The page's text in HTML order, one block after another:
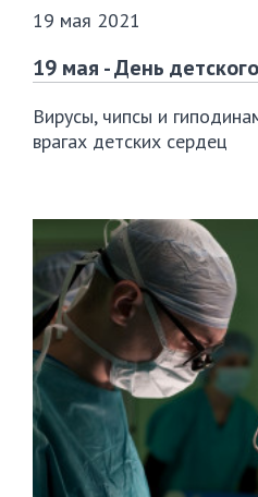
19 мая 2021
19 мая - День
Вирусы, чипсы и
врагах детских сердец